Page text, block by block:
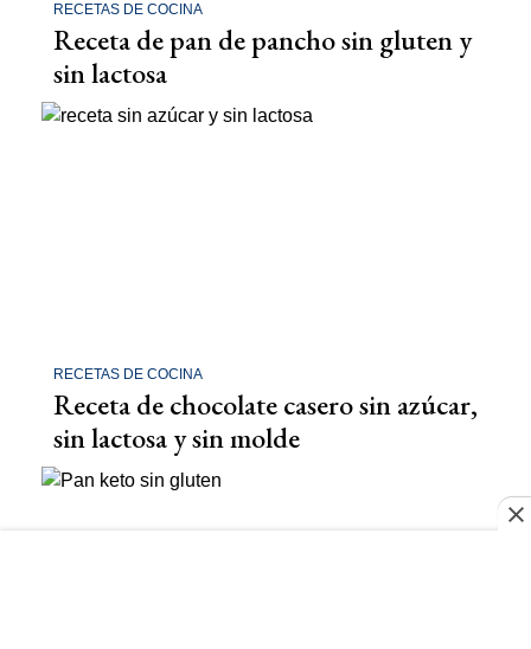
RECETAS DE COCINA
Receta de pan de pancho sin gluten y
sin lactosa
RECETAS DE COCINA
Receta de chocolate casero sin azúcar,
sin lactosa y sin molde